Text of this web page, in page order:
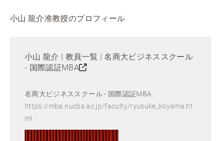
小山 龍介准教授のプロフィール
小山 龍介 | 教員一覧 | 名商大ビジネススクール
- 国際認証MBA
名商大ビジネススクール - 国際認証MBA
https://mba.nucba.ac.jp/faculty/ryusuke_koyama.ht
ml